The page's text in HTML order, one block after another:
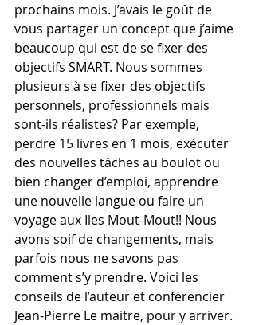
prochains mois. J’avais le goût de
vous partager un concept que j’aime
beaucoup qui est de se fixer des
objectifs SMART. Nous sommes
plusieurs à se fixer des objectifs
personnels, professionnels mais
sont-ils réalistes? Par exemple,
perdre 15 livres en 1 mois, exécuter
des nouvelles tâches au boulot ou
bien changer d’emploi, apprendre
une nouvelle langue ou faire un
voyage aux Iles Mout-Mout!! Nous
avons soif de changements, mais
parfois nous ne savons pas
comment s’y prendre. Voici les
conseils de l’auteur et conférencier
Jean-Pierre Le maitre, pour y arriver.